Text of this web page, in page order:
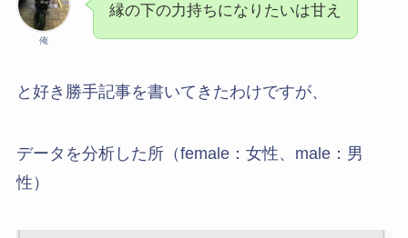
俺
縁の下の力持ちになりたいは甘え
と好き勝手記事を書いてきたわけですが、
データを分析した所（female：女性、male：男
性）